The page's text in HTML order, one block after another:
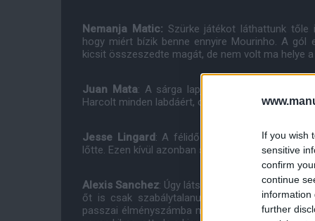
If you wish
sensitive
confirm
continue
information
further
Nemanja Matic: Szürke játékot láthattunk tőle
hogy miért bízik benne ennyire Mourinho. A
kicsit összeszedte magát, de nem volt ma helye
Juan Mata: A sárga lapját leszámítva, ami
Harcolt minden labdáért, osztogatott és
Jesse Lingard: A félidő elején
lőtte. Ezen kívül azonban semmi értékelhetőt
Alexis Sanchez: Úgy látszik ő lehet a
őt is csak szabálytalanul tudták megállítani a
passzai élményszámba mennek és szinte